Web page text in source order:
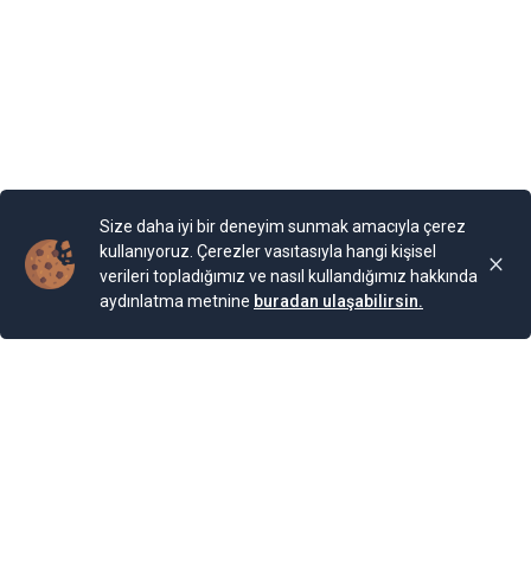
Size daha iyi bir deneyim sunmak amacıyla çerez
kullanıyoruz. Çerezler vasıtasıyla hangi kişisel
verileri topladığımız ve nasıl kullandığımız hakkında
aydınlatma metnine buradan ulaşabilirsin.